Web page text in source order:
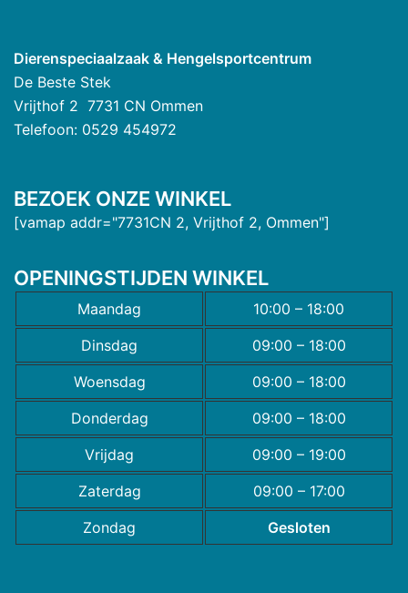
Dierenspeciaalzaak & Hengelsportcentrum
De Beste Stek
Vrijthof 2 7731 CN Ommen
Telefoon: 0529 454972
BEZOEK ONZE WINKEL
[vamap addr="7731CN 2, Vrijthof 2, Ommen"]
OPENINGSTIJDEN WINKEL
Maandag
10:00 – 18:00
Dinsdag
09:00 – 18:00
Woensdag
09:00 – 18:00
Donderdag
09:00 – 18:00
Vrijdag
09:00 – 19:00
Zaterdag
09:00 – 17:00
Zondag
Gesloten